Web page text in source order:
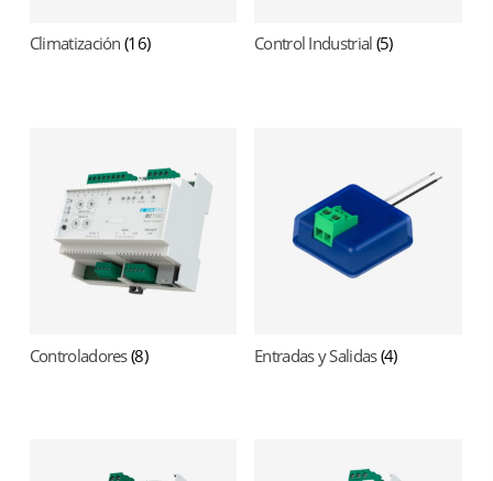
Climatización(16) Control Industrial (5)
Controladores(8) Entradas y Salidas(4)